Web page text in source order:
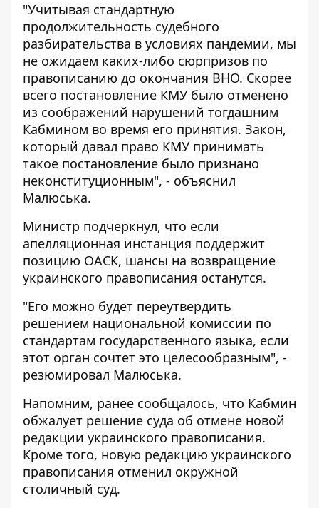
"Учитывая стандартную
продолжительность судебного
разбирательства в условиях пандемии, мы
не ожидаем каких-либо сюрпризов по
правописанию до окончания ВНО. Скорее
всего постановление КМУ было отменено
из соображений нарушений тогдашним
Кабмином во время его принятия. Закон,
который давал право КМУ принимать
такое постановление было признано
неконституционным", - объяснил
Малюська.
Министр подчеркнул, что если
апелляционная инстанция поддержит
позицию ОАСК, шансы на возвращение
украинского правописания останутся.
"Его можно будет переутвердить
решением национальной комиссии по
стандартам государственного языка, если
этот орган сочтет это целесообразным", -
резюмировал Малюська.
Напомним, ранее сообщалось, что Кабмин
обжалует решение суда об отмене новой
редакции украинского правописания.
Кроме того, новую редакцию украинского
правописания отменил окружной
столичный суд.